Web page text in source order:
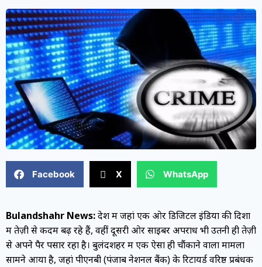
Facebook X WhatsApp
Bulandshahr News:देश में जहां एक ओर डिजिटल इंडिया की दिशा
में तेज़ी से कदम बढ़ रहे हैं, वहीं दूसरी ओर साइबर अपराध भी उतनी ही तेज़ी
से अपने पैर पसार रहा है। बुलंदशहर में एक ऐसा ही चौंकाने वाला मामला
सामने आया है, जहां पीएनबी (पंजाब नेशनल बैंक) के रिटायर्ड वरिष्ठ प्रबंधक